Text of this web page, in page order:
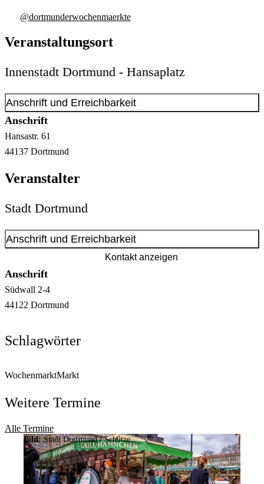
@dortmunderwochenmaerkte
Veranstaltungsort
Innenstadt Dortmund - Hansaplatz
Anschrift und Erreichbarkeit
Anschrift
Hansastr. 61
44137 Dortmund
Veranstalter
Stadt Dortmund
Anschrift und Erreichbarkeit
Kontakt anzeigen
Anschrift
Südwall 2-4
44122 Dortmund
Schlagwörter
WochenmarktMarkt
Weitere Termine
Alle Termine
Bild: Stadt Dortmund / Schütze